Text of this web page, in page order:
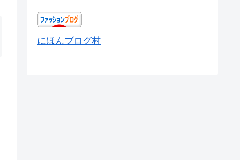
にほんブログ村